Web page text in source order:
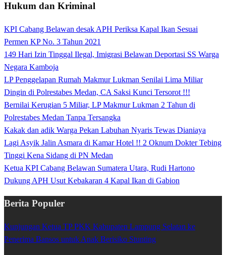
Hukum dan Kriminal
KPI Cabang Belawan desak APH Periksa Kapal Ikan Sesuai
Permen KP No. 3 Tahun 2021
149 Hari Izin Tinggal Ilegal, Imigrasi Belawan Deportasi SS Warga
Negara Kamboja
LP Penggelapan Rumah Makmur Lukman Senilai Lima Miliar
Dingin di Polrestabes Medan, CA Saksi Kunci Tersorot !!!
Bernilai Kerugian 5 Miliar, LP Makmur Lukman 2 Tahun di
Polrestabes Medan Tanpa Tersangka
Kakak dan adik Warga Pekan Labuhan Nyaris Tewas Dianiaya
Lagi Asyik Jalin Asmara di Kamar Hotel !! 2 Oknum Dokter Tebing
Tinggi Kena Sidang di PN Medan
Ketua KPI Cabang Belawan Sumatera Utara, Rudi Hartono
Dukung APH Usut Kebakaran 4 Kapal Ikan di Gabion
Berita Populer
Kunjungan Ketua TP PKK Kabupaten Lampung Selatan ke
Penerima Bansos untuk Anak Berisiko Stunting